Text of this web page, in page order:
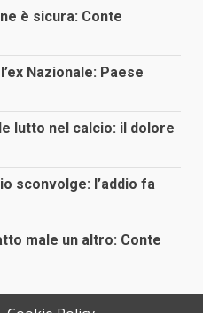
è sicura: Conte
Nazionale: Paese
lutto nel calcio: il dolore
sconvolge: l’addio fa
male un altro: Conte